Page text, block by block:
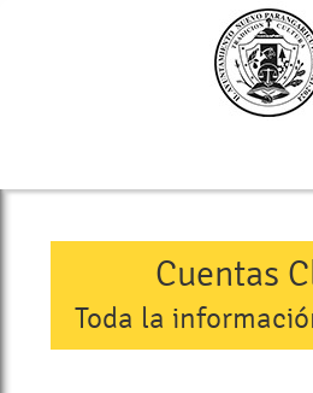
Cuentas
Toda la